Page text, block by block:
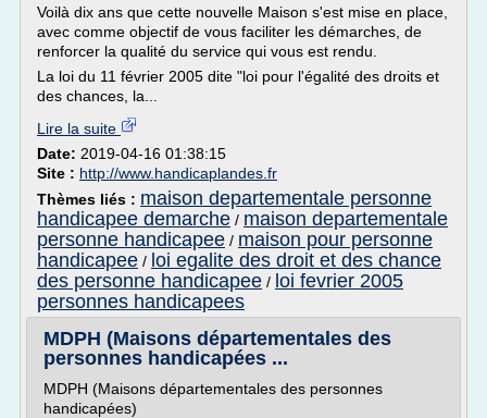
Voilà dix ans que cette nouvelle Maison s'est mise en place,
avec comme objectif de vous faciliter les démarches, de
renforcer la qualité du service qui vous est rendu.
La loi du 11 février 2005 dite "loi pour l'égalité des droits et
des chances, la...
Lire la suite
Date: 2019-04-16 01:38:15
Site : http://www.handicaplandes.fr
Thèmes liés : maison departementale personne
handicapee demarche / maison departementale
personne handicapee / maison pour personne
handicapee / loi egalite des droit et des chance
des personne handicapee / loi fevrier 2005
personnes handicapees
MDPH (Maisons départementales des
personnes handicapées ...
MDPH (Maisons départementales des personnes
handicapées)